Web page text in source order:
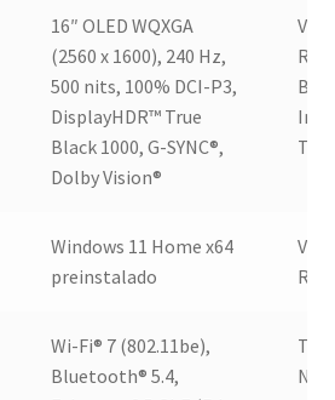
16″ OLED WQXGA
(2560 x 1600), 240 Hz,
500 nits, 100% DCI-P3,
DisplayHDR™ True
Black 1000, G-SYNC®,
Dolby Vision®
Windows 11 Home x64
preinstalado
Wi-Fi® 7 (802.11be),
Bluetooth® 5.4,